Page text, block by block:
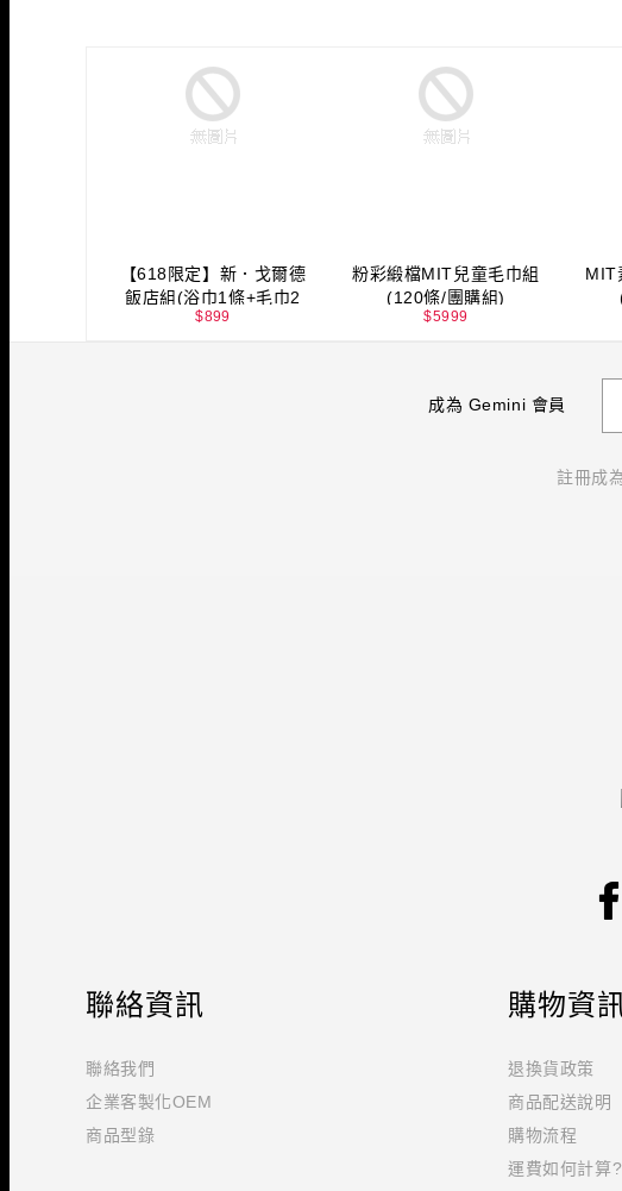
【618限定】新．戈爾德
飯店組(浴巾1條+毛巾2
條)
$899
粉彩緞檔MIT兒童毛巾組
(120條/團購組)
$5999
MIT
成為 Gemini 會員
註冊成
聯絡資訊
聯絡我們
企業客製化OEM
商品型錄
購物資
退換貨政策
商品配送說明
購物流程
運費如何計算?